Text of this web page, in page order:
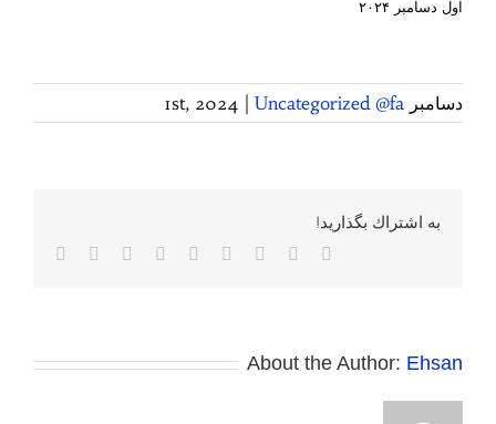
اول دسامبر ۲۰۲۴
دسامبر 1st, 2024 Uncategorized @fa
به اشتراك بگذاريد!
Facebook
Twitter
Reddit
LinkedIn
WhatsApp
Tumblr
Pinterest
About the Author: Ehsan